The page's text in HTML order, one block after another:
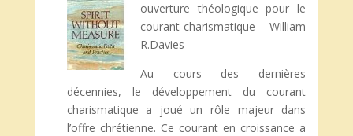
ouverture théologique pour le
courant charismatique – William
R.Davies
Au cours des dernières
décennies, le développement du courant
charismatique a joué un rôle majeur dans
l’offre chrétienne. Ce courant en croissance a